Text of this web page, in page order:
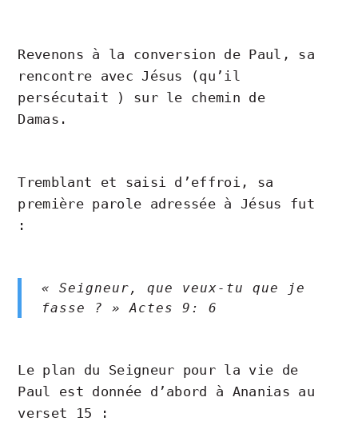
Revenons à la conversion de Paul, sa
rencontre avec Jésus (qu’il
persécutait ) sur le chemin de
Damas.
Tremblant et saisi d’effroi, sa
première parole adressée à Jésus fut
:
« Seigneur, que veux-tu que je
fasse ? » Actes 9: 6
Le plan du Seigneur pour la vie de
Paul est donnée d’abord à Ananias au
verset 15 :